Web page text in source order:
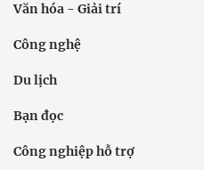
Văn hóa - Giải trí
Công nghệ
Du lịch
Bạn đọc
Công nghiệp hỗ trợ